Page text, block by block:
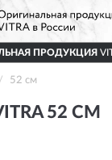
ПРОДУКЦИЯ
52 см
52 СМ